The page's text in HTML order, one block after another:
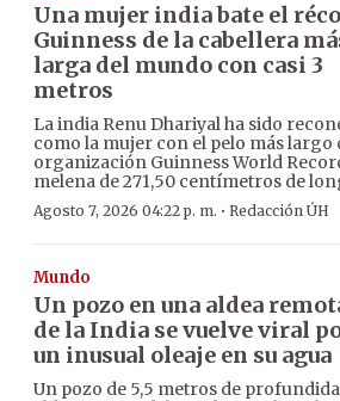
Una mujer india bate el
Guinness de la cabellera
larga del mundo con casi 3
metros
La india Renu Dhariyal ha sido
como la mujer con el pelo más
organización Guinness World
melena de 271,50 centímetros de
Agosto 7, 2026 04:22 p. m. · Redacción ÚH
Mundo
Un pozo en una aldea
de la India se vuelve viral
un inusual oleaje en su agua
Un pozo de 5,5 metros de